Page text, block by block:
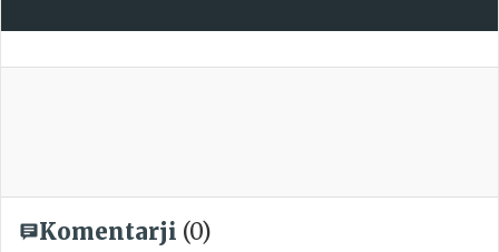
Komentarji (0)